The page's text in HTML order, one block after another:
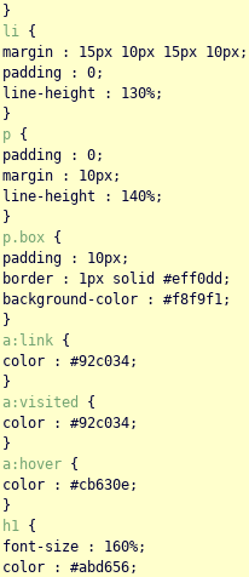
}
li{
margin : 15px 10px 15px 10px;
padding : 0;
line-height : 130%;
}
p{
padding : 0;
margin : 10px;
line-height : 140%;
}
p.box{
padding : 10px;
border : 1px solid #eff0dd;
background-color : #f8f9f1;
}
a:link{
color : #92c034;
}
a:visited
{
color : #92c034;
}
a:hover{
color : #cb630e;
}
h1{
font-size : 160%;
color : #abd656;